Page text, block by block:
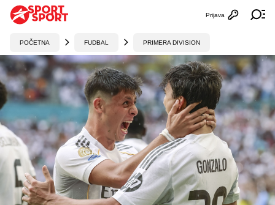
Otvori
Prijava
POČETNA FUDBAL PRIMERA DIVISION